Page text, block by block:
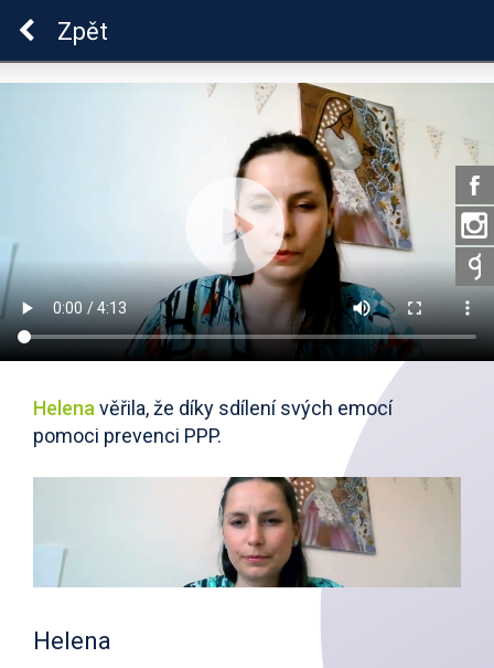
Zpět
Helena věřila, že díky sdílení svých emocí
pomoci prevenci PPP.
Helena